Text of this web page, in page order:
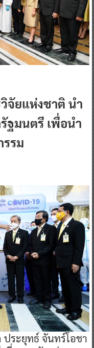
จัยแห่งชาติ นำ
ฐมนตรี เพื่อนำ
รม
ระยุทธ์ จันทร์โอชา